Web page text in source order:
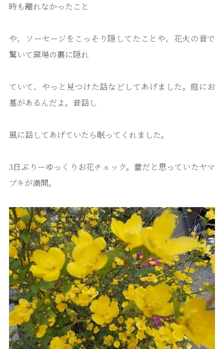
時も離れなかったこと
や、ソーセージをこっそり隠してたことや、花火の音で
驚いて窯場の裏に隠れ
ていて、やっと見つけた話などしてあげました。庭にお
墓があるんだよ。昔話し
風に話してあげていたら眠ってくれました。
3日ぶりーゆっくりお花チェック。蕾だと思っていたヤマ
ブキが満開。